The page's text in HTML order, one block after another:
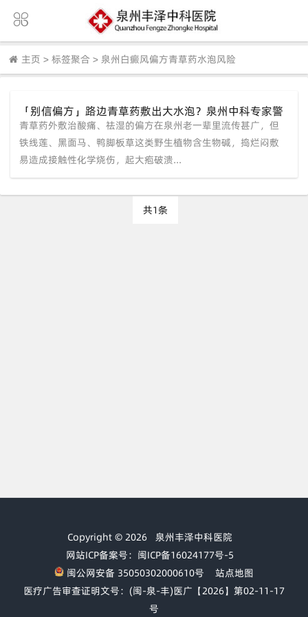
主页 > 标签聚合 > 泉州白癜风偏方青草药水泡风险
「别信偏方」路边青草药敷出大水泡？泉州中科专家警
告：外伤刺激加速扩散！正规308光疗才靠谱。
青草药外敷治酸痛、祛湿的偏方在泉州老一辈里流传甚广，但
铁线莲、黑面马、鸭脚板草这类野生植物含生物碱，捣烂闷敷
易造成接触性化学烧伤，起大疱破溃...
共1条
Copyright © 2026 泉州丰泽中科医院
网站ICP备案号：闽ICP备16024177号-5
闽公网安备 35050302000610号
站点地图
医疗广告审查证明文号：(闽-泉-丰)医广【2026】第02-11-17
号